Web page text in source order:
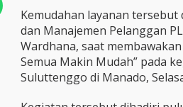
i
S
u
l
u
Kemudahan layanan
dan Manajemen Pelanggan
Wardhana, saat
Semua Makin Mudah” pada
Suluttenggo di Manado,